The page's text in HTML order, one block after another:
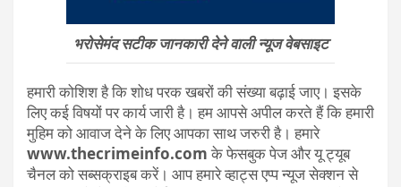
भरोसेमंद सटीक जानकारी देने वाली न्यूज वेबसाइट
हमारी कोशिश है कि शोध परक खबरों की संख्या बढ़ाई जाए। इसके
लिए कई विषयों पर कार्य जारी है। हम आपसे अपील करते हैं कि हमारी
मुहिम को आवाज देने के लिए आपका साथ जरुरी है। हमारे
www.thecrimeinfo.comके फेसबुक पेज और यू ट्यूब
चैनल को सब्सक्राइब करें। आप हमारे व्हाट्स एप्प न्यूज सेक्शन से